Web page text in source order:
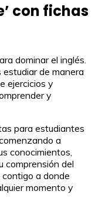
con fichas
dominar el inglés.
de manera
ejercicios y
y
para estudiantes
a
conocimientos,
comprensión del
contigo a donde
momento y